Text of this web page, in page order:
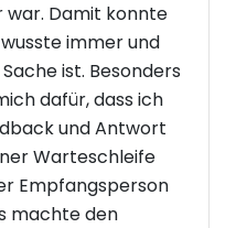
war. Damit konnte
immer und
ist. Besonders
dafür, dass ich
und Antwort
Warteschleife
Empfangsperson
machte den